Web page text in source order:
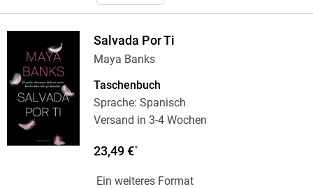
Salvada Por Ti
Maya Banks
Taschenbuch
Sprache: Spanisch
Versand in 3-4 Wochen
23,49 €*
Ein weiteres Format